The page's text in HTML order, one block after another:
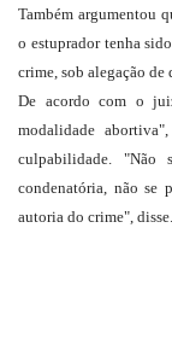
Também argumentou
o estuprador tenha
crime, sob alegação
De acordo com o
modalidade
culpabilidade. "Não
condenatória, não se
autoria do crime",